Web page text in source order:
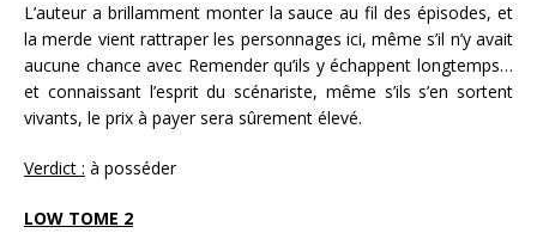
L’auteur a brillamment monter la sauce au fil des épisodes, et
la merde vient rattraper les personnages ici, même s’il n’y avait
aucune chance avec Remender qu’ils y échappent longtemps…
et connaissant l’esprit du scénariste, même s’ils s’en sortent
vivants, le prix à payer sera sûrement élevé.
Verdict : à posséder
LOW TOME 2